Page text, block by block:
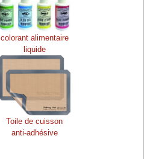
colorant alimentaire
liquide
Toile de cuisson
anti-adhésive